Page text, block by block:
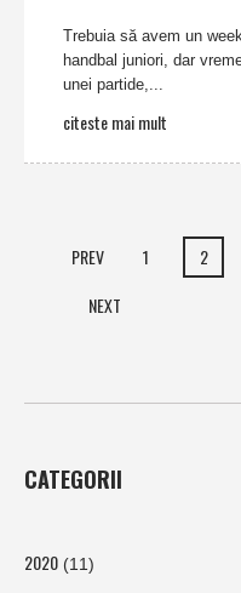
Trebuia să avem un
handbal juniori, dar
unei partide,...
citeste mai mult
PREV 1 2
NEXT
CATEGORII
2020 (11)